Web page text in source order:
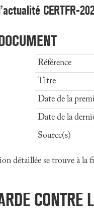
CERTFR-
Référence
Titre
Date de la
Date de la
Source(s)
détaillée se trouve à la
CONTRE